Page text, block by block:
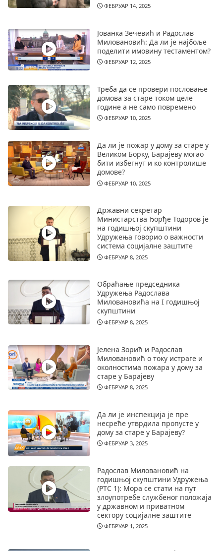
ФЕБРУАР 14, 2025
Јованка Зечевић и Радослав
Миловановић: Да ли је најбоље
поделити имовину тестаментом?
ФЕБРУАР 12, 2025
Треба да се провери пословање
домова за старе током целе
године а не само повремено
ФЕБРУАР 10, 2025
Да ли је пожар у дому за старе у
Великом Борку, Барајеву могао
бити избегнут и ко контролише
домове?
ФЕБРУАР 10, 2025
Државни секретар
Министарства Ђорђе Тодоров је
на годишњој скупштини
Удружења говорио о важности
система социјалне заштите
ФЕБРУАР 8, 2025
Обраћање председника
Удружења Радослава
Миловановића на I годишњој
скупштини
ФЕБРУАР 8, 2025
Јелена Зорић и Радослав
Миловановић о току истраге и
околностима пожара у дому за
старе у Барајеву
ФЕБРУАР 8, 2025
Да ли је инспекција је пре
несреће утврдила пропусте у
дому за старе у Барајеву?
ФЕБРУАР 3, 2025
Радослав Миловановић на
годишњој скупштини Удружења
(РТС 1): Мора се стати на пут
злоупотребе службеног положаја
у државном и приватном
сектору социјалне заштите
ФЕБРУАР 1, 2025